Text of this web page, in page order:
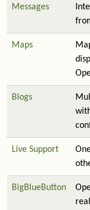
Messages
Maps
Blogs
Live Support
BigBlueButton